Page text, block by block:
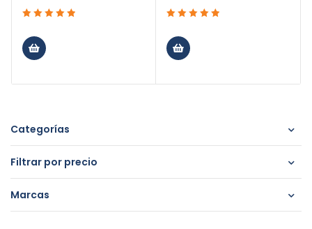
Categorías
Filtrar por precio
Marcas